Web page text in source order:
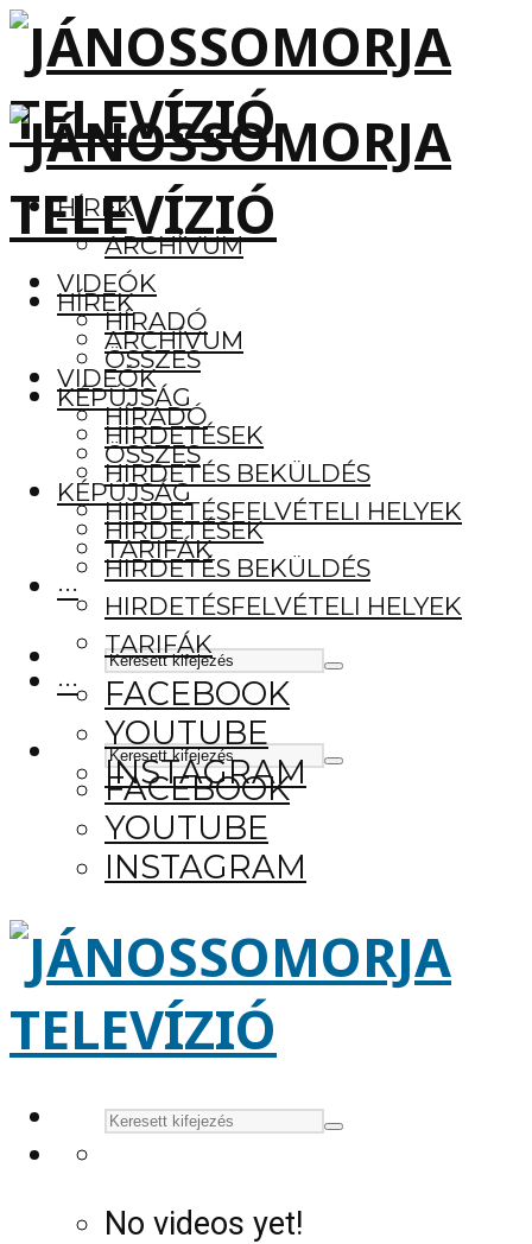
HÍREK
ARCHÍVUM
VIDEÓK
HÍRADÓ
ÖSSZES
KÉPÚJSÁG
HIRDETÉSEK
HIRDETÉS BEKÜLDÉS
HIRDETÉSFELVÉTELI HELYEK
TARIFÁK
···
FACEBOOK
YOUTUBE
INSTAGRAM
HÍREK
ARCHÍVUM
VIDEÓK
HÍRADÓ
ÖSSZES
KÉPÚJSÁG
HIRDETÉSEK
HIRDETÉS BEKÜLDÉS
HIRDETÉSFELVÉTELI HELYEK
TARIFÁK
···
FACEBOOK
YOUTUBE
INSTAGRAM
No videos yet!